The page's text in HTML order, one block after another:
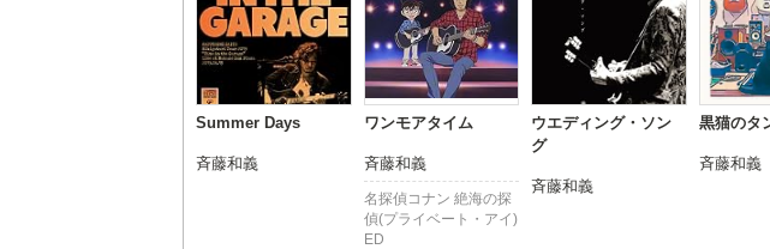
Summer Days
斉藤和義
ワンモアタイム
斉藤和義
名探偵コナン 絶海の探
偵(プライベート・アイ)
ED
ウエディング・ソン
グ
斉藤和義
黒猫のタ
斉藤和義